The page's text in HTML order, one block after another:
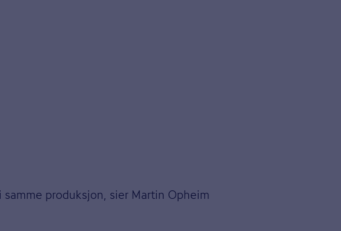
produksjon, sier Martin Opheim